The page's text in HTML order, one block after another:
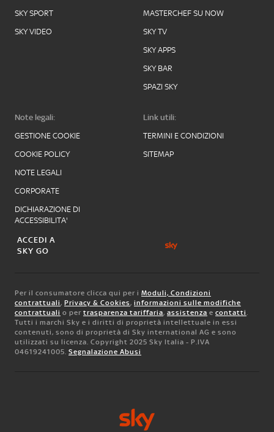
SKY SPORT
SKY VIDEO
MASTERCHEF SU NOW
SKY TV
SKY APPS
SKY BAR
SPAZI SKY
Note legali:
GESTIONE COOKIE
COOKIE POLICY
NOTE LEGALI
CORPORATE
DICHIARAZIONE DI
ACCESSIBILITA'
Link utili:
TERMINI E CONDIZIONI
SITEMAP
ACCEDI A
SKY GO
Per il consumatore clicca qui per i Moduli, Condizioni
contrattuali, Privacy & Cookies, informazioni sulle modifiche
contrattuali o per trasparenza tariffaria, assistenza e contatti.
Tutti i marchi Sky e i diritti di proprietà intellettuale in essi
contenuti, sono di proprietà di Sky international AG e sono
utilizzati su licenza. Copyright 2025 Sky Italia - P.IVA
04619241005. Segnalazione Abusi